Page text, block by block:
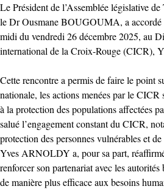
Le Président de l’Assemblée législative
le Dr Ousmane BOUGOUMA, a accordé
midi du vendredi 26 décembre 2025, au
international de la Croix-Rouge (CICR),
Cette rencontre a permis de faire le point
nationale, les actions menées par le
à la protection des populations affectées
salué l’engagement constant du CICR,
protection des personnes vulnérables et
Yves ARNOLDY a, pour sa part,
renforcer son partenariat avec les
de manière plus efficace aux besoins